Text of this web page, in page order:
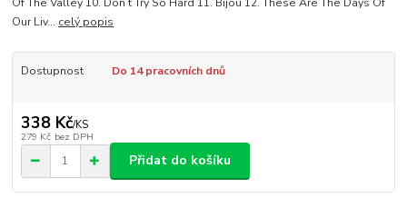
Of The Valley 10. Don’t Try So Hard 11. Bijou 12. These Are The Days Of
Our Liv... celý popis
Dostupnost Do 14 pracovních dnů
338 Kč/KS
279 Kč bez DPH
Přidat do košíku